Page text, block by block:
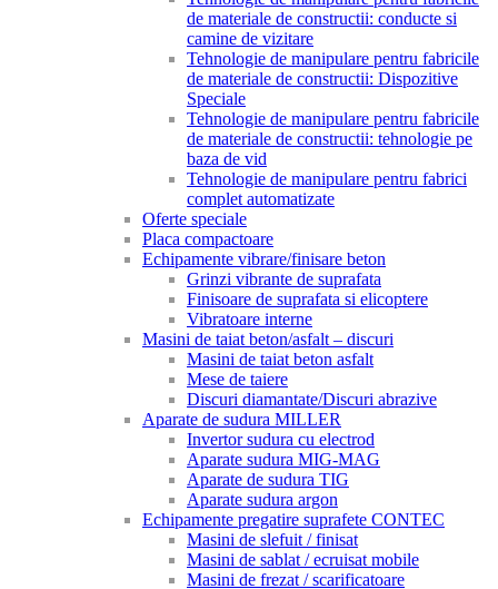
de materiale de constructii: conducte si
camine de vizitare
Tehnologie de manipulare pentru fabricile
de materiale de constructii: Dispozitive
Speciale
Tehnologie de manipulare pentru fabricile
de materiale de constructii: tehnologie pe
baza de vid
Tehnologie de manipulare pentru fabrici
complet automatizate
Oferte speciale
Placa compactoare
Echipamente vibrare/finisare beton
Grinzi vibrante de suprafata
Finisoare de suprafata si elicoptere
Vibratoare interne
Masini de taiat beton/asfalt – discuri
Masini de taiat beton asfalt
Mese de taiere
Discuri diamantate/Discuri abrazive
Aparate de sudura MILLER
Invertor sudura cu electrod
Aparate sudura MIG-MAG
Aparate de sudura TIG
Aparate sudura argon
Echipamente pregatire suprafete CONTEC
Masini de slefuit / finisat
Masini de sablat / ecruisat mobile
Masini de frezat / scarificatoare